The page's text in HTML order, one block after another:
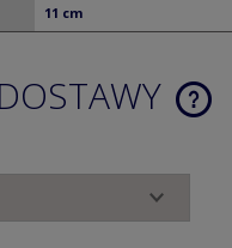
11 cm